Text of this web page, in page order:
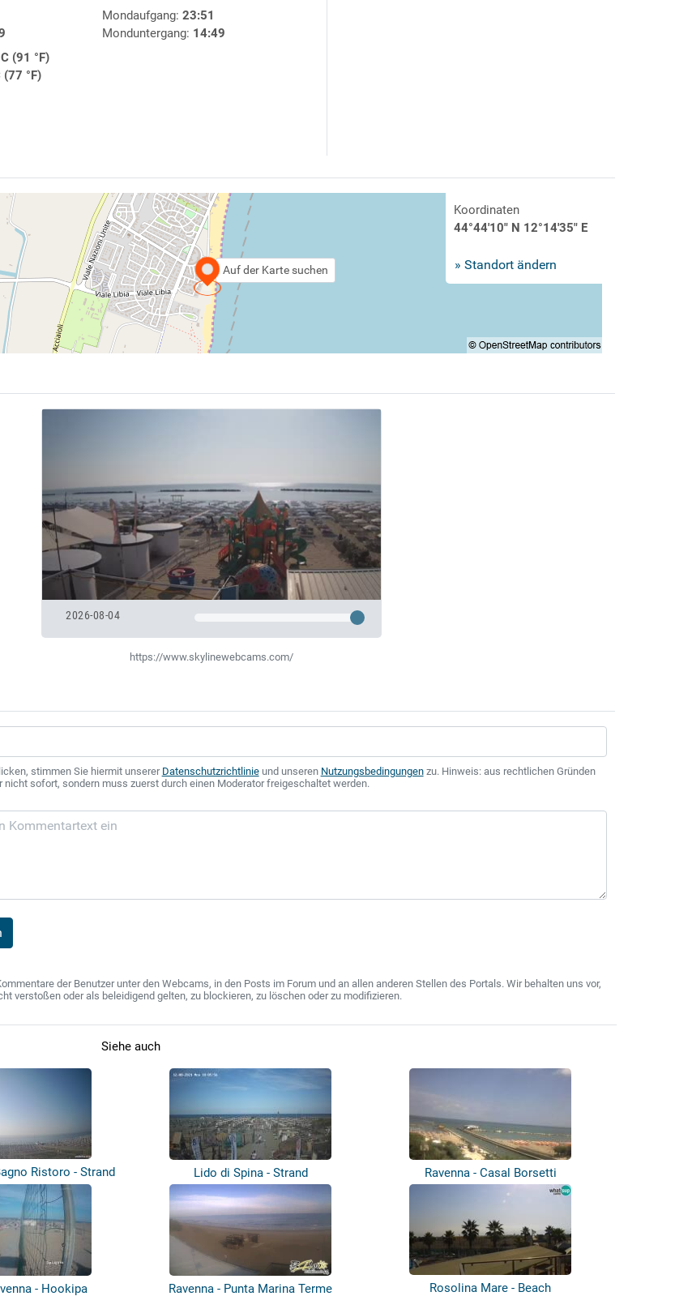
Mondaufgang: 23:51
Monduntergang: 14:49
(91 °F)
(77 °F)
Auf der Karte suchen
Koordinaten
44°44'10" N 12°14'35" E
» Standort ändern
2026-08-04
https://www.skylinewebcams.com/
stimmen Sie hiermit unserer Datenschutzrichtlinieund unseren Nutzungsbedingungenzu. Hinweis: aus rechtlichen Gründen
nicht sofort, sondern muss zuerst durch einen Moderator freigeschaltet werden.
der Benutzer unter den Webcams, in den Posts im Forum und an allen anderen Stellen des Portals. Wir behalten uns vor,
verstoßen oder als beleidigend gelten, zu blockieren, zu löschen oder zu modifizieren.
Siehe auch
Ristoro - Strand Lido di Spina - Strand Ravenna - Casal Borsetti
- Hookipa Ravenna - Punta Marina Terme Rosolina Mare - Beach